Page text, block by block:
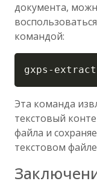
документа,
командой:
gxps-
Эта команда
текстовый
файла и
текстовом